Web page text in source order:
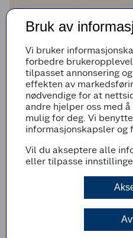
ts
dijonsennep
en halv
1/2 ts
flaksalt
en fjerdedel
1/4 ts
kvernet pepper
ss
Extra virgin
nødvendig)
Legg til i handleliste
Fremgangsmetode
Rist pinjekjernene
Riv gulrøttene.
Bruk av
Vi bruker
forbedre
tilpasset annonsering
effekten av
nødvendige for at
andre hjelper oss med
mulig for deg. Vi
informasjonskapsler og
Vil du akseptere alle
eller tilpasse